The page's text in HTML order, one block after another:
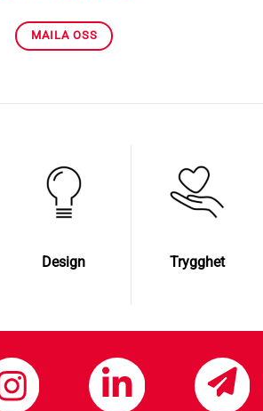
MAILA OSS
Design Trygghet